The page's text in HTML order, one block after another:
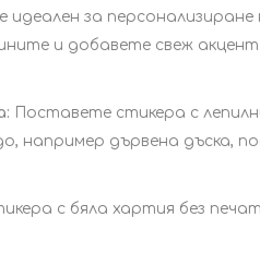
за
и добавете свеж
Поставете стикера с
например дървена дъска,
с бяла хартия без